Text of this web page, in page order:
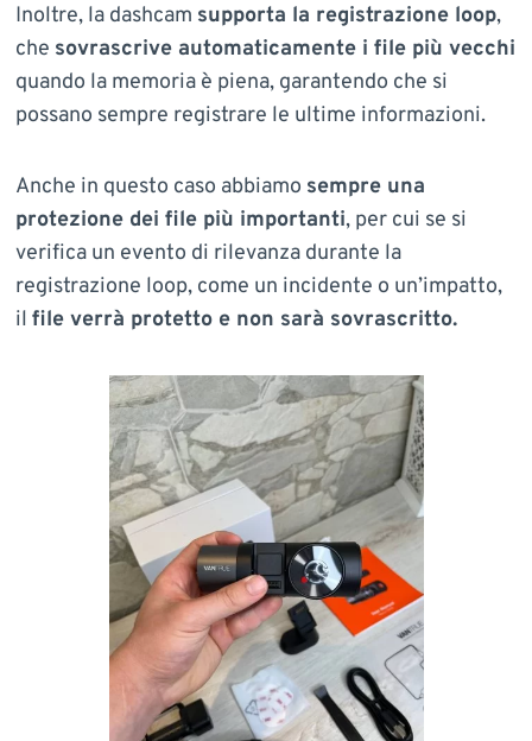
Inoltre, la dashcam supporta la registrazione loop,
che sovrascrive automaticamente i file più vecchi
quando la memoria è piena, garantendo che si
possano sempre registrare le ultime informazioni.
Anche in questo caso abbiamo sempre una
protezione dei file più importanti, per cui se si
verifica un evento di rilevanza durante la
registrazione loop, come un incidente o un’impatto,
il file verrà protetto e non sarà sovrascritto.